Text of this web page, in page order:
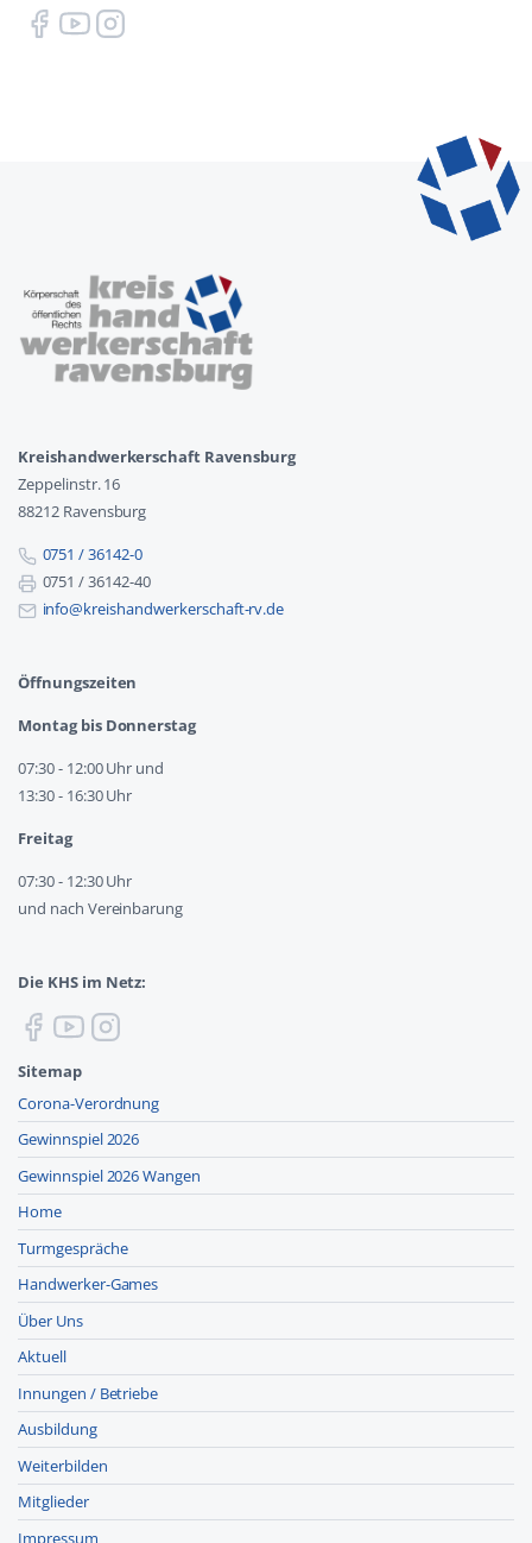
Kreishandwerkerschaft Ravensburg
Zeppelinstr. 16
88212 Ravensburg
0751 / 36142-0
0751 / 36142-40
info@kreishandwerkerschaft-rv.de
Öffnungszeiten
Montag bis Donnerstag
07:30 - 12:00 Uhr und
13:30 - 16:30 Uhr
Freitag
07:30 - 12:30 Uhr
und nach Vereinbarung
Die KHS im Netz:
Sitemap
Corona-Verordnung
Gewinnspiel 2026
Gewinnspiel 2026 Wangen
Home
Turmgespräche
Handwerker-Games
Über Uns
Aktuell
Innungen / Betriebe
Ausbildung
Weiterbilden
Mitglieder
Impressum